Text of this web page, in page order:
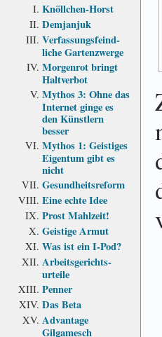
Knöllchen-Horst
Demjanjuk
Verfassungs­feind­
liche Garten­zwerge
Morgenrot bringt
Haltverbot
Mythos 3: Ohne das
Internet ginge es
den Künstlern
besser
Mythos 1: Geistiges
Eigentum gibt es
nicht
Gesundheits­reform
Eine echte Idee
Prost Mahlzeit!
Geistige Armut
Was ist ein I-Pod?
Arbeits­gerichts­
urteile
Penner
Das Beta
Advantage
Gilgamesch